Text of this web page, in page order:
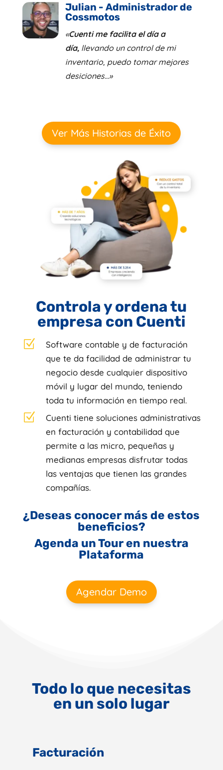
Julian - Administrador de
Cossmotos
«Cuenti me facilita el día a
día, llevando un control de mi
inventario, puedo tomar mejores
desiciones…»
Ver Más Historias de Éxito
Controla y ordena tu
empresa con Cuenti
Z
Software contable y de facturación
que te da facilidad de administrar tu
negocio desde cualquier dispositivo
móvil y lugar del mundo, teniendo
toda tu información en tiempo real.
Z
Cuenti tiene soluciones administrativas
en facturación y contabilidad que
permite a las micro, pequeñas y
medianas empresas disfrutar todas
las ventajas que tienen las grandes
compañías.
¿Deseas conocer más de estos
beneficios?
Agenda un Tour en nuestra
Plataforma
Agendar Demo
Todo lo que necesitas
en un solo lugar
Facturación